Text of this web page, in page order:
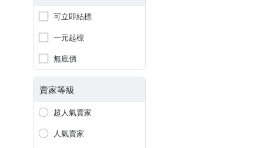
可立即結標
一元起標
無底價
賣家等級
超人氣賣家
人氣賣家